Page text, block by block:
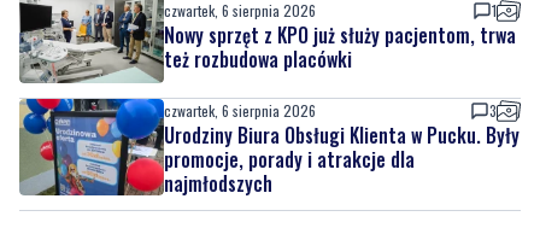
czwartek, 6 sierpnia 2026 1
Nowy sprzęt z KPO już służy pacjentom, trwa
też rozbudowa placówki
czwartek, 6 sierpnia 2026 3
Urodziny Biura Obsługi Klienta w Pucku. Były
promocje, porady i atrakcje dla
najmłodszych